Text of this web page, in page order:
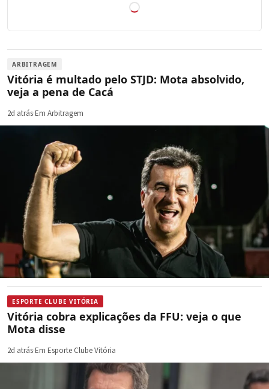
ARBITRAGEM
Vitória é multado pelo STJD: Mota absolvido,
veja a pena de Cacá
2d atrás·Em Arbitragem
ESPORTE CLUBE VITÓRIA
Vitória cobra explicações da FFU: veja o que
Mota disse
2d atrás·Em Esporte Clube Vitória